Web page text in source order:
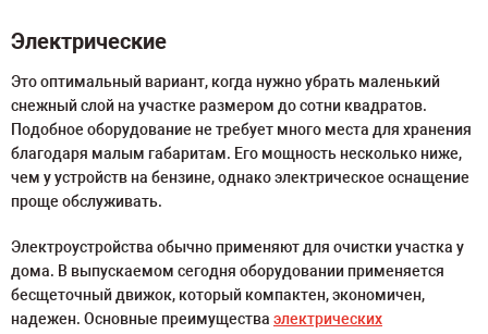
Электрические
Это оптимальный вариант, когда нужно убрать маленький
снежный слой на участке размером до сотни квадратов.
Подобное оборудование не требует много места для хранения
благодаря малым габаритам. Его мощность несколько ниже,
чем у устройств на бензине, однако электрическое оснащение
проще обслуживать.
Электроустройства обычно применяют для очистки участка у
дома. В выпускаемом сегодня оборудовании применяется
бесщеточный движок, который компактен, экономичен,
надежен. Основные преимущества электрических